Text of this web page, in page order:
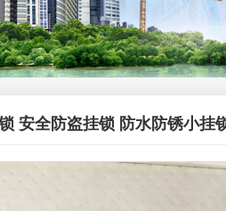
安全防盗挂锁 防水防锈小挂